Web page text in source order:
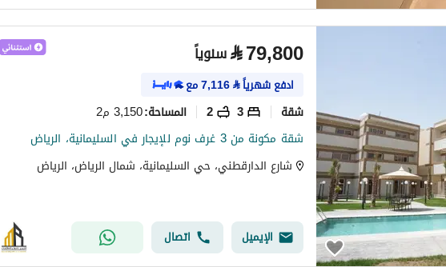
⃁79,800 سنوياً
ادفع شهرياً⃁
7,116مع
شقة 3
2 المساحة:3,150 م2
شقة مكونة من 3 غرف نوم للإيجار في السليمانية، الرياض
شارع الدارقطني، حي السليمانية، شمال الرياض، الرياض
الإيميل اتصال